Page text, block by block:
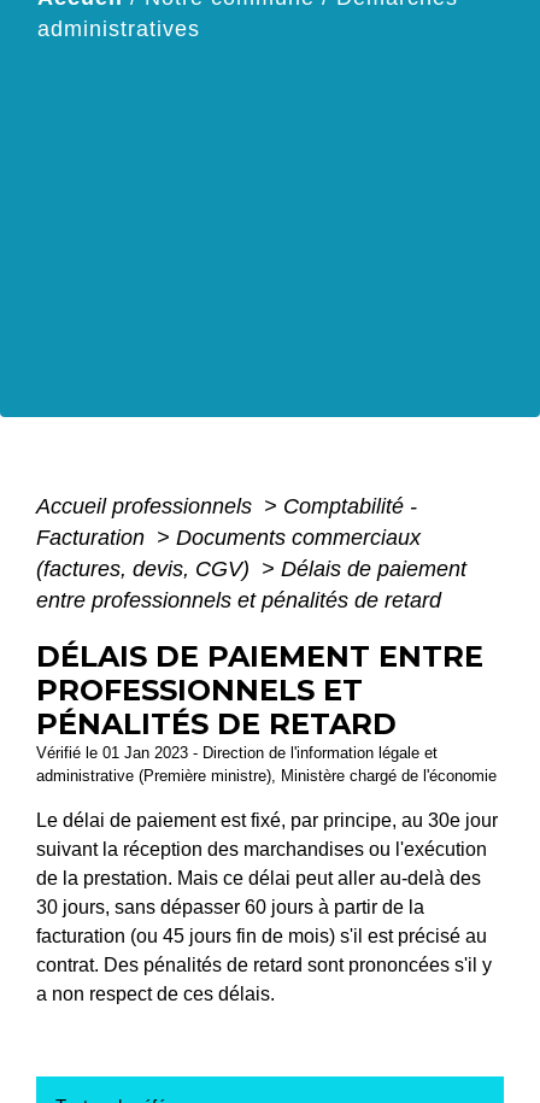
administratives
Accueil professionnels > Comptabilité -
Facturation > Documents commerciaux
(factures, devis, CGV) > Délais de paiement
entre professionnels et pénalités de retard
DÉLAIS DE PAIEMENT ENTRE
PROFESSIONNELS ET
PÉNALITÉS DE RETARD
Vérifié le 01 Jan 2023 - Direction de l'information légale et
administrative (Première ministre), Ministère chargé de l'économie
Le délai de paiement est fixé, par principe, au 30e jour
suivant la réception des marchandises ou l'exécution
de la prestation. Mais ce délai peut aller au-delà des
30 jours, sans dépasser 60 jours à partir de la
facturation (ou 45 jours fin de mois) s'il est précisé au
contrat. Des pénalités de retard sont prononcées s'il y
a non respect de ces délais.